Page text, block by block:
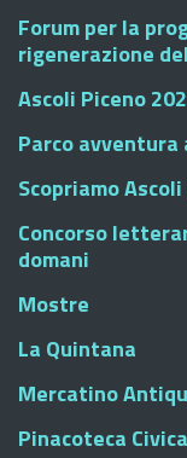
Forum per la
rigenerazione
Ascoli Piceno
Parco avventura
Scopriamo
Concorso
domani
Mostre
La Quintana
Mercatino
Pinacoteca Civica